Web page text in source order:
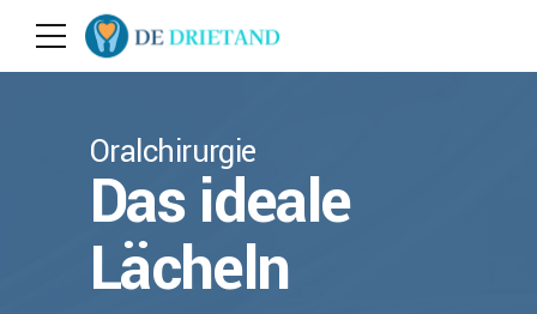
Oralchirurgie
Das ideale
Lächeln